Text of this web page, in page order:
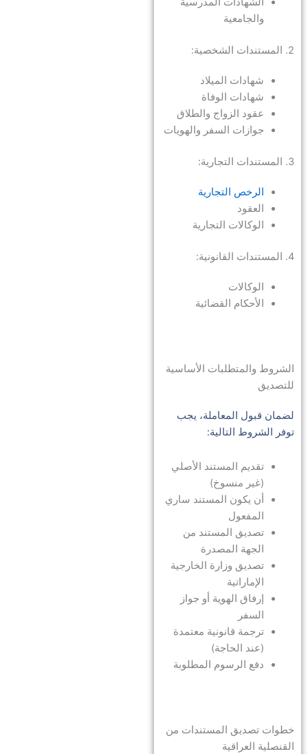
والجامعية
2. المستندات الشخصية:
شهادات الميلاد
شهادات الوفاة
عقود الزواج والطلاق
جوازات السفر والهويات
3. المستندات التجارية:
الرخص التجارية
العقود
الوكالات التجارية
4. المستندات القانونية:
الوكالات
الأحكام القضائية
الشروط والمتطلبات الأساسية
للتصديق
لضمان قبول المعاملة، يجب
توفر الشروط التالية:
تقديم المستند الأصلي
(غير منسوخ)
أن يكون المستند ساري
المفعول
تصديق المستند من
الجهة المصدرة
تصديق وزارة الخارجية
الإماراتية
إرفاق الهوية أو جواز
السفر
ترجمة قانونية معتمدة
(عند الحاجة)
دفع الرسوم المطلوبة
خطوات تصديق المستندات من
القنصلية العراقية